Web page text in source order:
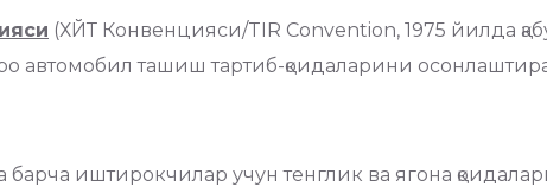
ияси (ХЙТ Конвенцияси/TIR Convention, 1975 йилда
автомобил ташиш тартиб-қоидаларини
иштирокчилар учун тенглик ва ягона